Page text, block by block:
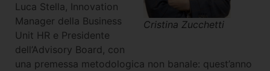
Cristina Zucchetti
Luca Stella, Innovation
Manager della Business
Unit HR e Presidente
dell’Advisory Board, con
una premessa metodologica non banale: quest’anno